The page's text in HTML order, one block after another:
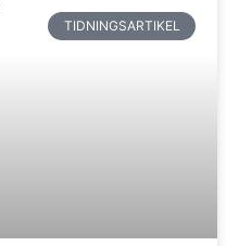
TIDNINGSARTIKEL